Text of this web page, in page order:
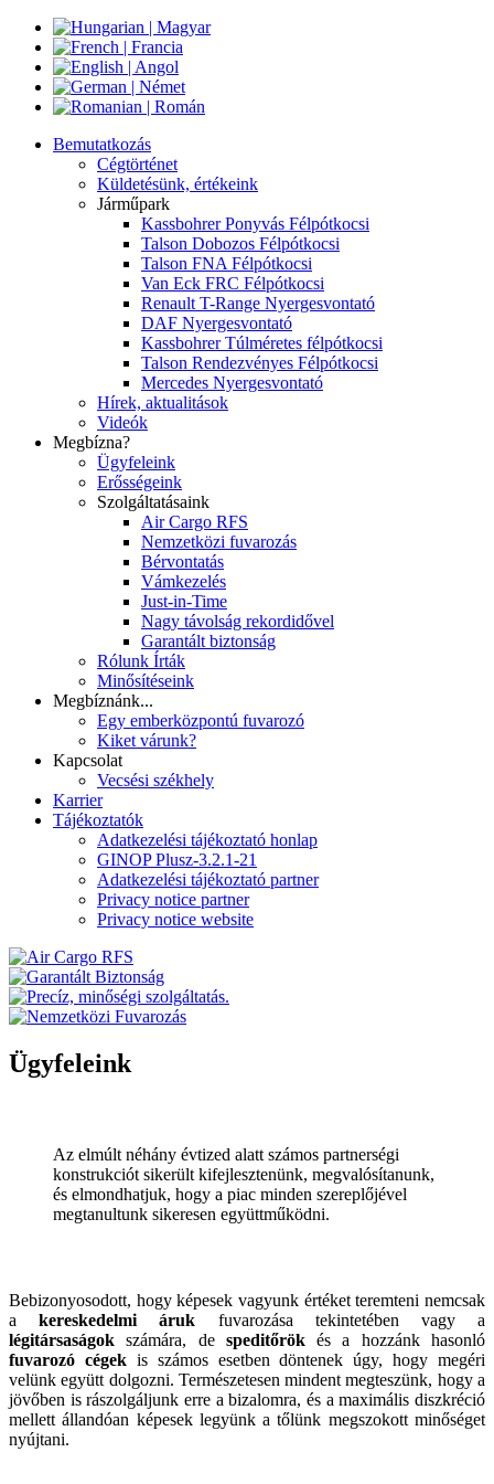
Bemutatkozás
Cégtörténet
Küldetésünk, értékeink
Járműpark
Kassbohrer Ponyvás Félpótkocsi
Talson Dobozos Félpótkocsi
Talson FNA Félpótkocsi
Van Eck FRC Félpótkocsi
Renault T-Range Nyergesvontató
DAF Nyergesvontató
Kassbohrer Túlméretes félpótkocsi
Talson Rendezvényes Félpótkocsi
Mercedes Nyergesvontató
Hírek, aktualitások
Videók
Megbízna?
Ügyfeleink
Erősségeink
Szolgáltatásaink
Air Cargo RFS
Nemzetközi fuvarozás
Bérvontatás
Vámkezelés
Just-in-Time
Nagy távolság rekordidővel
Garantált biztonság
Rólunk Írták
Minősítéseink
Megbíznánk...
Egy emberközpontú fuvarozó
Kiket várunk?
Kapcsolat
Vecsési székhely
Karrier
Tájékoztatók
Adatkezelési tájékoztató honlap
GINOP Plusz-3.2.1-21
Adatkezelési tájékoztató partner
Privacy notice partner
Privacy notice website
Ügyfeleink
Az elmúlt néhány évtized alatt számos partnerségi
konstrukciót sikerült kifejlesztenünk, megvalósítanunk,
és elmondhatjuk, hogy a piac minden szereplőjével
megtanultunk sikeresen együttműködni.
Bebizonyosodott, hogy képesek vagyunk értéket teremteni nemcsak
akereskedelmi áruk fuvarozása tekintetében vagy a
légitársaságok számára, de speditőrökés a hozzánk hasonló
fuvarozó cégekis számos esetben döntenek úgy, hogy megéri
velünk együtt dolgozni. Természetesen mindent megteszünk, hogy a
jövőben is rászolgáljunk erre a bizalomra, és a maximális diszkréció
mellett állandóan képesek legyünk a tőlünk megszokott minőséget
nyújtani.